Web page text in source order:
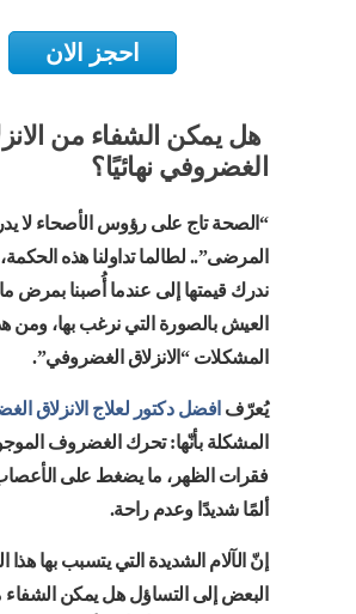
احجز الان
هل يمكن الشفاء من
الغضروفي نهائيًا؟
“الصحة تاج على رؤوس الأصحاء لا
المرضى”.. لطالما تداولنا هذه
ندرك قيمتها إلى عندما أُصبنا بمرض
العيش بالصورة التي نرغب بها، ومن
المشكلات “الانزلاق الغضروفي”.
يُعرّف افضل دكتور لعلاج الانزلاق
المشكلة بأنّها: تحرك الغضروف
فقرات الظهر، ما يضغط على
ألمًا شديدًا وعدم راحة.
إنّ الآلام الشديدة التي يتسبب بها
البعض إلى التساؤل هل يمكن الشفاء